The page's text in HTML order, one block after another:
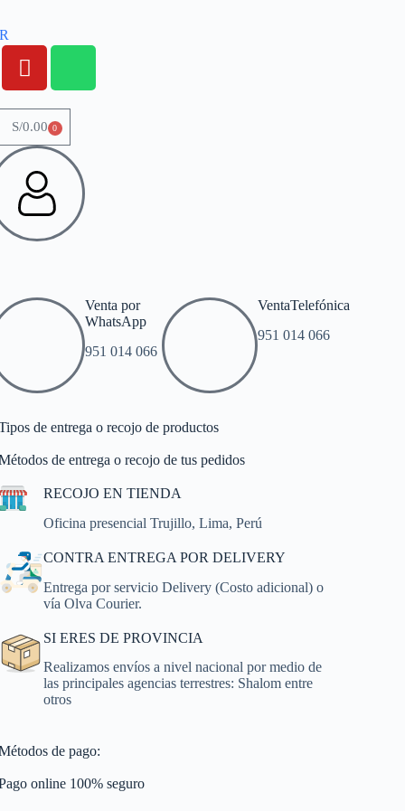
S/0.00 0
Venta por
WhatsApp
951 014 066
VentaTelefónica
951 014 066
de entrega o recojo de productos
de entrega o recojo de tus pedidos
RECOJO EN TIENDA
Oficina presencial Trujillo, Lima, Perú
CONTRA ENTREGA POR DELIVERY
Entrega por servicio Delivery (Costo adicional) o
vía Olva Courier.
SI ERES DE PROVINCIA
Realizamos envíos a nivel nacional por medio de
las principales agencias terrestres: Shalom entre
otros
de pago:
online 100% seguro